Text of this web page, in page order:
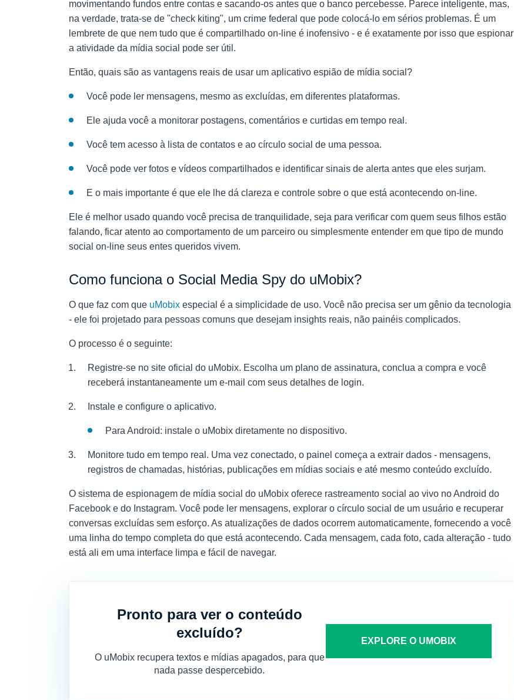
movimentando fundos entre contas e sacando-os antes que o banco percebesse. Parece inteligente, mas,
na verdade, trata-se de "check kiting", um crime federal que pode colocá-lo em sérios problemas. É um
lembrete de que nem tudo que é compartilhado on-line é inofensivo - e é exatamente por isso que espionar
a atividade da mídia social pode ser útil.
Então, quais são as vantagens reais de usar um aplicativo espião de mídia social?
Você pode ler mensagens, mesmo as excluídas, em diferentes plataformas.
Ele ajuda você a monitorar postagens, comentários e curtidas em tempo real.
Você tem acesso à lista de contatos e ao círculo social de uma pessoa.
Você pode ver fotos e vídeos compartilhados e identificar sinais de alerta antes que eles surjam.
E o mais importante é que ele lhe dá clareza e controle sobre o que está acontecendo on-line.
Ele é melhor usado quando você precisa de tranquilidade, seja para verificar com quem seus filhos estão
falando, ficar atento ao comportamento de um parceiro ou simplesmente entender em que tipo de mundo
social on-line seus entes queridos vivem.
Como funciona o Social Media Spy do uMobix?
O que faz com que uMobix especial é a simplicidade de uso. Você não precisa ser um gênio da tecnologia
- ele foi projetado para pessoas comuns que desejam insights reais, não painéis complicados.
O processo é o seguinte:
Registre-se no site oficial do uMobix. Escolha um plano de assinatura, conclua a compra e você
receberá instantaneamente um e-mail com seus detalhes de login.
Instale e configure o aplicativo.
Para Android: instale o uMobix diretamente no dispositivo.
Monitore tudo em tempo real. Uma vez conectado, o painel começa a extrair dados - mensagens,
registros de chamadas, histórias, publicações em mídias sociais e até mesmo conteúdo excluído.
O sistema de espionagem de mídia social do uMobix oferece rastreamento social ao vivo no Android do
Facebook e do Instagram. Você pode ler mensagens, explorar o círculo social de um usuário e recuperar
conversas excluídas sem esforço. As atualizações de dados ocorrem automaticamente, fornecendo a você
uma linha do tempo completa do que está acontecendo. Cada mensagem, cada foto, cada alteração - tudo
está ali em uma interface limpa e fácil de navegar.
Pronto para ver o conteúdo
excluído?
O uMobix recupera textos e mídias apagados, para que
nada passe despercebido.
EXPLORE O UMOBIX